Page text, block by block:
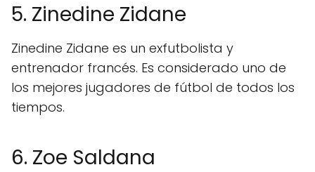
5. Zinedine Zidane
Zinedine Zidane es un exfutbolista y
entrenador francés. Es considerado uno de
los mejores jugadores de fútbol de todos los
tiempos.
6. Zoe Saldana